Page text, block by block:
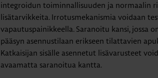
integroidun toiminnallisuuden ja normaalin
lisätarvikkeita. Irrotusmekanismia voidaan
vapautuspainikkeella. Saranoitu kansi, jossa
pääsyn asennustilaan erikseen tilattavien
Katkaisijan sisälle asennetut lisävarusteet
avaamatta saranoitua kantta.